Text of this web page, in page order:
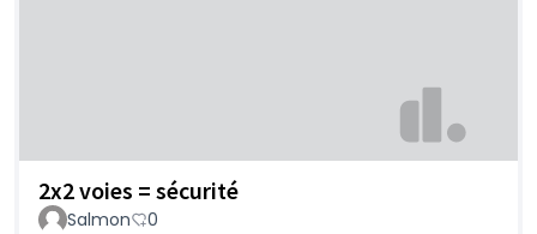
2x2 voies = sécurité
Salmon 0